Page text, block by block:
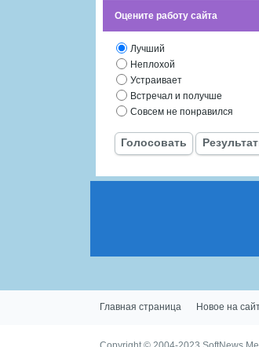
Оцените работу сайта
Лучший
Неплохой
Устраивает
Встречал и получше
Совсем не понравился
Голосовать
Главная страница Новое на